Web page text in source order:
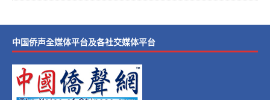
中国侨声全媒体平台及各社交媒体平台